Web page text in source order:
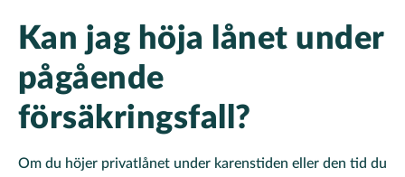
Kan jag höja lånet under
pågående
försäkringsfall?
Om du höjer privatlånet under karenstiden eller den tid du